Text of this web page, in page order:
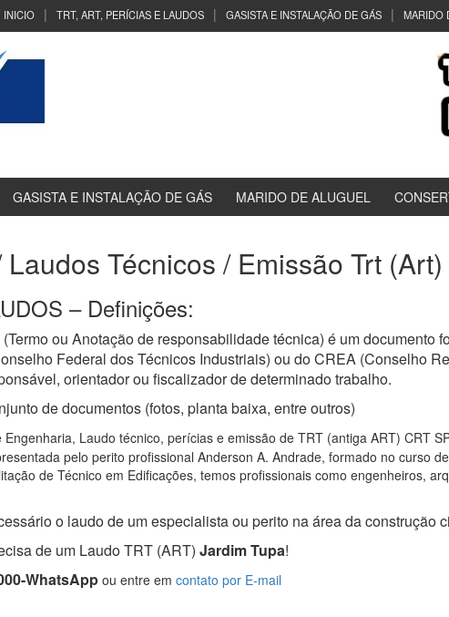
INICIO TRT, ART, PERÍCIAS E LAUDOS GASISTA E INSTALAÇÃO DE GÁS MARIDO
GASISTA E INSTALAÇÃO DE GÁS MARIDO DE ALUGUEL
Técnicos / Emissão Trt
– Definições:
(Termo ou Anotação de responsabilidade técnica) é um documento
Federal dos Técnicos Industriais) ou do CREA (Conselho
orientador ou fiscalizador de determinado trabalho.
de documentos (fotos, planta baixa, entre outros)
Laudo técnico, perícias e emissão de TRT (antiga ART) CRT
pelo perito profissional Anderson A. Andrade, formado no curso
de Técnico em Edificações, temos profissionais como engenheiros,
o laudo de um especialista ou perito na área da construção
de um Laudo TRT (ART) Jardim Tupa!
WhatsAppou entre em contato por E-mail